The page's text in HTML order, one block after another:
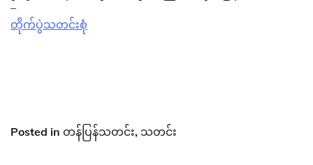
–
တိုက်ပွဲသတင်းစုံ
Posted in တန်ပြန်သတင်း, သတင်း